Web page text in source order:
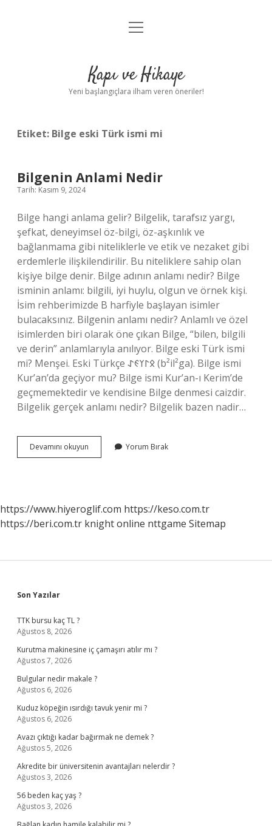
Anasayfa
Yasal Uyarı
menüyü
Kapı ve Hikaye
Yeni başlangıçlara ilham veren öneriler!
Etiket: Bilge eski Türk ismi mi
Bilgenin Anlami Nedir
Tarih: Kasım 9, 2024
Bilge hangi anlama gelir? Bilgelik, tarafsız yargı,
şefkat, deneyimsel öz-bilgi, öz-aşkınlık ve
bağlanmama gibi niteliklerle ve etik ve nezaket gibi
erdemlerle ilişkilendirilir. Bu niteliklere sahip olan
kişiye bilge denir. Bilge adının anlamı nedir? Bilge
isminin anlamı: bilgili, iyi huylu, olgun ve örnek kişi.
İsim rehberimizde B harfiyle başlayan isimler
bulacaksınız. Bilgenin anlamı nedir? Anlamlı ve özel
isimlerden biri olarak öne çıkan Bilge, “bilen, bilgili
ve derin” anlamlarıyla anılıyor. Bilge eski Türk ismi
mi? Menşei. Eski Türkçe 𐰋𐰃𐰠𐰏𐰀‎ (b²il²ga). Bilge ismi
Kur’an’da geçiyor mu? Bilge ismi Kur’an-ı Kerim’de
geçmemektedir ve kendisine Bilge denmesi caizdir.
Bilgelik gerçek anlamı nedir? Bilgelik bazen nadir…
Devamını okuyun Bilgenin
Anlami
Yorum Bırak
https://www.hiyeroglif.com https://keso.com.tr
https://beri.com.tr knight online nttgame Sitemap
Sidebar
Son Yazılar
TTK bursu kaç TL ?
Ağustos 8, 2026
Kurutma makinesine iç çamaşırı atılır mı ?
Ağustos 7, 2026
Bulgular nedir makale ?
Ağustos 6, 2026
Kuduz köpeğin ısırdığı tavuk yenir mi ?
Ağustos 6, 2026
Avazı çıktığı kadar bağırmak ne demek ?
Ağustos 5, 2026
Akredite bir üniversitenin avantajları nelerdir ?
Ağustos 3, 2026
56 beden kaç yaş ?
Ağustos 3, 2026